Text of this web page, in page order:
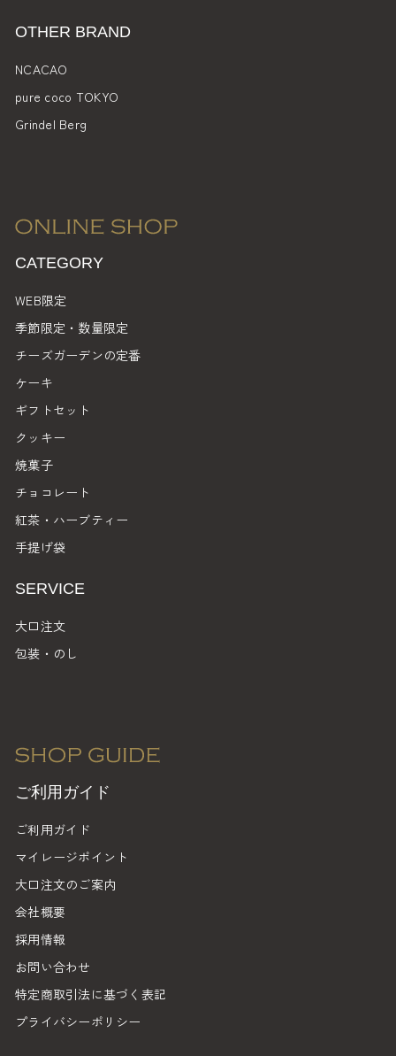
OTHER BRAND
NCACAO
pure coco TOKYO
Grindel Berg
CATEGORY
WEB限定
季節限定・数量限定
チーズガーデンの定番
ケーキ
ギフトセット
クッキー
焼菓子
チョコレート
紅茶・ハーブティー
手提げ袋
SERVICE
大口注文
包装・のし
ご利用ガイド
ご利用ガイド
マイレージポイント
大口注文のご案内
会社概要
採用情報
お問い合わせ
特定商取引法に基づく表記
プライバシーポリシー